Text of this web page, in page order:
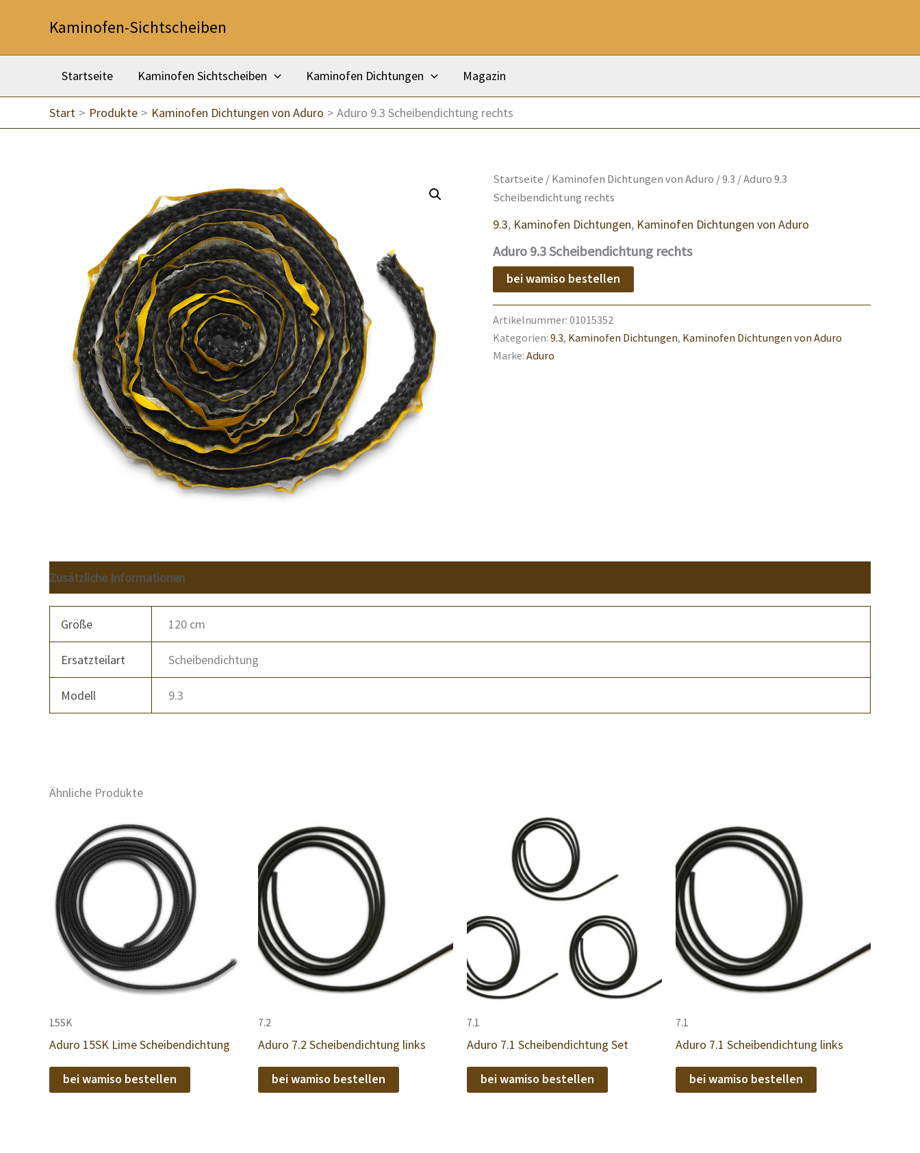
Kaminofen-Sichtscheiben
Startseite Kaminofen Sichtscheiben Kaminofen Dichtungen Magazin
Start Produkte Kaminofen Dichtungen von Aduro Aduro 9.3 Scheibendichtung rechts
Startseite /Kaminofen Dichtungen von Aduro /9.3 / Aduro 9.3
Scheibendichtung rechts
9.3, Kaminofen Dichtungen, Kaminofen Dichtungen von Aduro
Aduro 9.3 Scheibendichtung rechts
bei wamiso bestellen
Artikelnummer: 01015352
Kategorien: 9.3, Kaminofen Dichtungen, Kaminofen Dichtungen von Aduro
Marke: Aduro
Zusätzliche Informationen
Größe 120 cm
Ersatzteilart Scheibendichtung
Modell 9.3
Ähnliche Produkte
15SK
Aduro 15SK Lime Scheibendichtung
bei wamiso bestellen
7.2
Aduro 7.2 Scheibendichtung links
bei wamiso bestellen
7.1
Aduro 7.1 Scheibendichtung Set
bei wamiso bestellen
7.1
Aduro 7.1 Scheibendichtung links
bei wamiso bestellen